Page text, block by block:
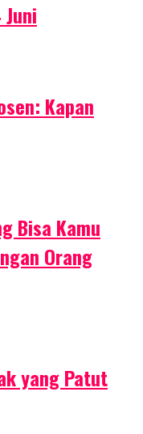
Kapan
Bisa Kamu
Orang
yang Patut